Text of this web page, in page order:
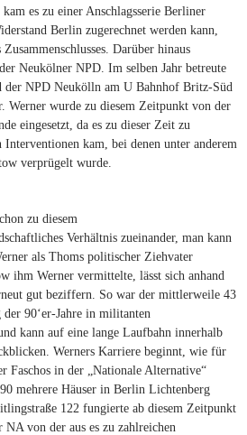
es zu einer Anschlagsserie Berliner
Berlin zugerechnet werden kann,
Darüber hinaus
Neukölner NPD. Im selben Jahr betreute
der NPD Neukölln am U Bahnhof Britz-Süd
Werner wurde zu diesem Zeitpunkt von der
eingesetzt, da es zu dieser Zeit zu
Interventionen kam, bei denen unter anderem
verprügelt wurde.
zu diesem
Verhältnis zueinander, man kann
als Thoms politischer Ziehvater
ihm Werner vermittelte, lässt sich anhand
gut beziffern. So war der mittlerweile 43
90‘er-Jahre in militanten
kann auf eine lange Laufbahn innerhalb
Werners Karriere beginnt, wie für
Faschos in der „Nationale Alternative“
mehrere Häuser in Berlin Lichtenberg
122 fungierte ab diesem Zeitpunkt
von der aus es zu zahlreichen